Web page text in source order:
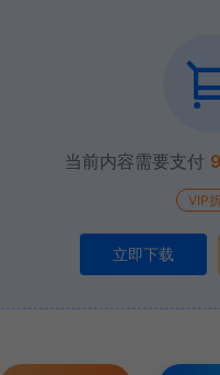
当前内容需要支付
VIP
立即下载